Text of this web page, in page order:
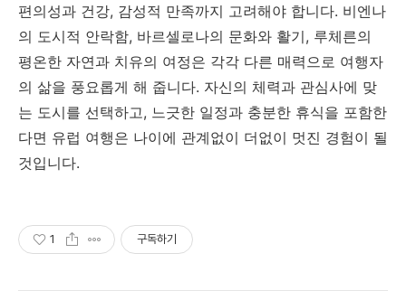
편의성과 건강, 감성적 만족까지 고려해야 합니다. 비엔나
의 도시적 안락함, 바르셀로나의 문화와 활기, 루체른의
평온한 자연과 치유의 여정은 각각 다른 매력으로 여행자
의 삶을 풍요롭게 해 줍니다. 자신의 체력과 관심사에 맞
는 도시를 선택하고, 느긋한 일정과 충분한 휴식을 포함한
다면 유럽 여행은 나이에 관계없이 더없이 멋진 경험이 될
것입니다.
1 구독하기